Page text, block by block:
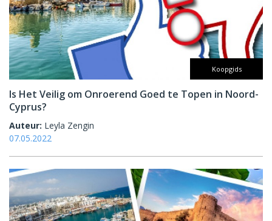
Koopgids
Is Het Veilig om Onroerend Goed te Topen in Noord-
Cyprus?
Auteur: Leyla Zengin
07.05.2022